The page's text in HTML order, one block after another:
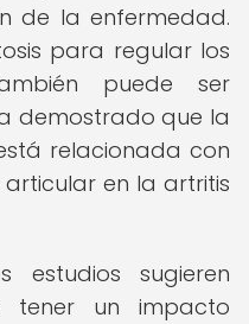
de la enfermedad.
para regular los
puede ser
demostrado que la
relacionada con
en la artritis
estudios sugieren
tener un impacto